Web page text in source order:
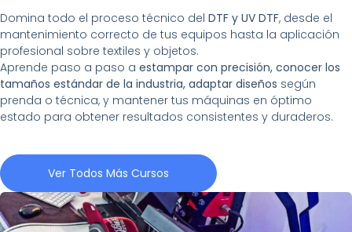
Domina todo el proceso técnico del DTF y UV DTF, desde el
mantenimiento correcto de tus equipos hasta la aplicación
profesional sobre textiles y objetos.
Aprende paso a paso a estampar con precisión, conocer los
tamaños estándar de la industria, adaptar diseños según
prenda o técnica, y mantener tus máquinas en óptimo
estado para obtener resultados consistentes y duraderos.
Ver Todos Más Cursos